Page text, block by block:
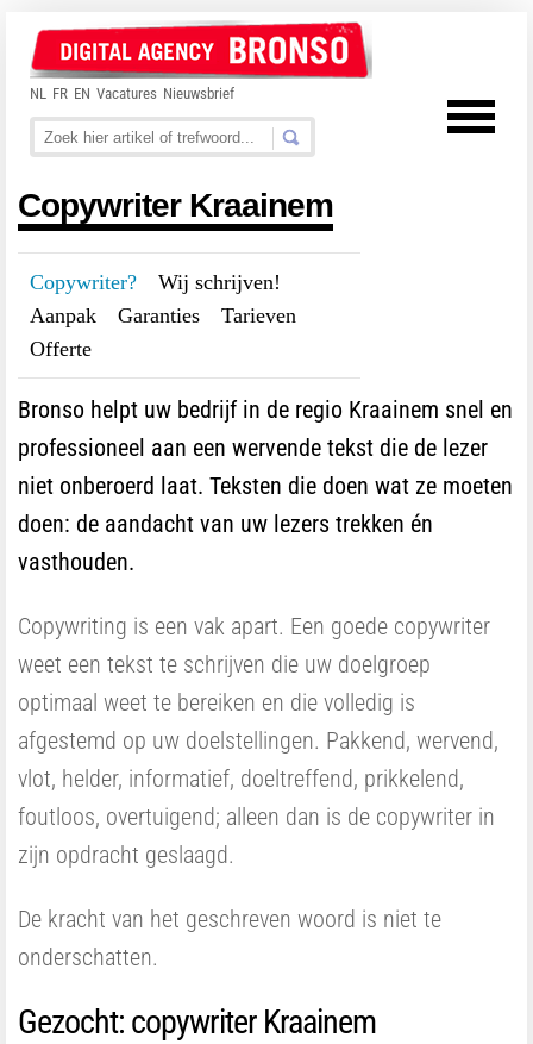
NL FR EN Vacatures Nieuwsbrief
Copywriter Kraainem
Copywriter? Wij schrijven!
Aanpak
Garanties Tarieven
Offerte
Bronso helpt uw bedrijf in de regio Kraainem snel en
professioneel aan een wervende tekst die de lezer
niet onberoerd laat. Teksten die doen wat ze moeten
doen: de aandacht van uw lezers trekken én
vasthouden.
Copywriting is een vak apart. Een goede copywriter
weet een tekst te schrijven die uw doelgroep
optimaal weet te bereiken en die volledig is
afgestemd op uw doelstellingen. Pakkend, wervend,
vlot, helder, informatief, doeltreffend, prikkelend,
foutloos, overtuigend; alleen dan is de copywriter in
zijn opdracht geslaagd.
De kracht van het geschreven woord is niet te
onderschatten.
Gezocht: copywriter Kraainem